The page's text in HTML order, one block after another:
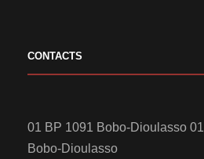
CONTACTS
01 BP 1091 Bobo-Dioulasso 01
Bobo-Dioulasso